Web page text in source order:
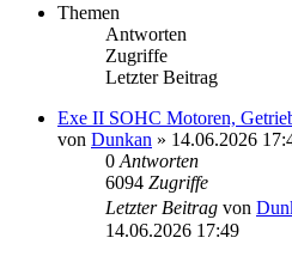
Themen
Antworten
Zugriffe
Letzter Beitrag
Exe II SOHC Motoren,
von Dunkan » 14.06.2026
0 Antworten
6094 Zugriffe
Letzter Beitrag von
14.06.2026 17:49